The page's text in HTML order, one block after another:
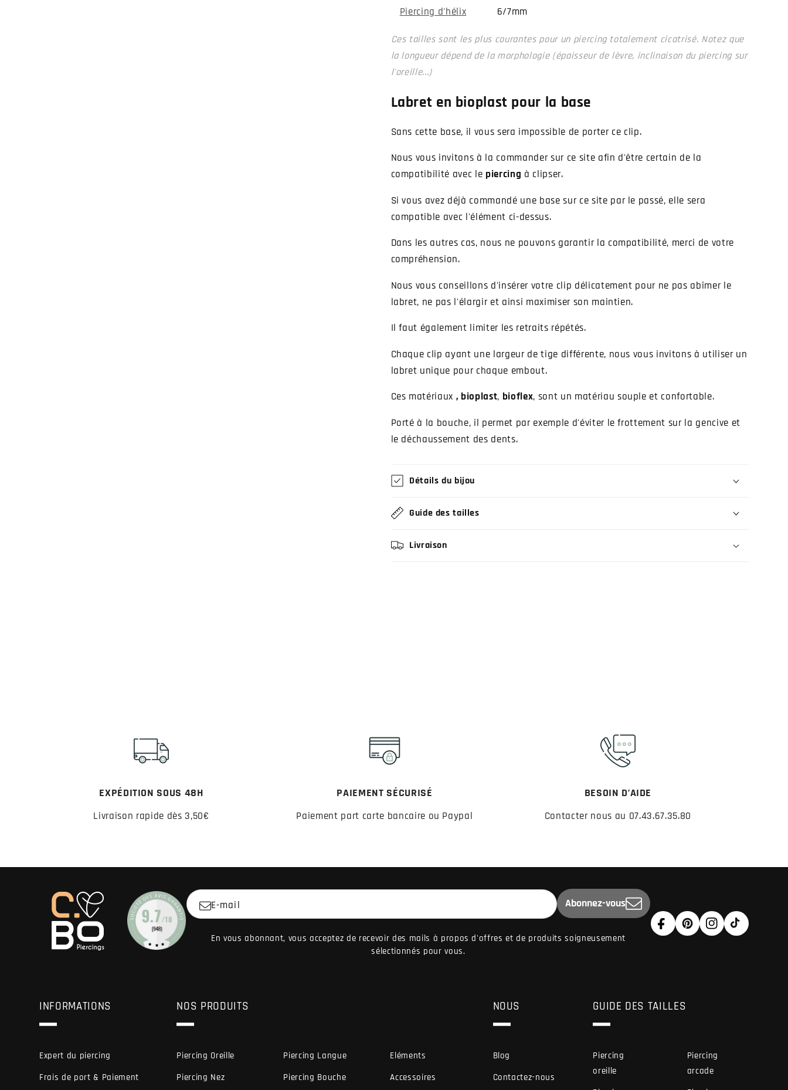
Piercing d'hélix
6/7mm
Ces tailles sont les plus courantes pour un piercing totalement cicatrisé. Notez que
la longueur dépend de la morphologie (épaisseur de lèvre, inclinaison du piercing sur
l'oreille...)
Labret en bioplast pour la base
Sans cette base, il vous sera impossible de porter ce clip.
Nous vous invitons à la commander sur ce site afin d'être certain de la
compatibilité avec le piercing à clipser.
Si vous avez déjà commandé une base sur ce site par le passé, elle sera
compatible avec l'élément ci-dessus.
Dans les autres cas, nous ne pouvons garantir la compatibilité, merci de votre
compréhension.
Nous vous conseillons d'insérer votre clip délicatement pour ne pas abîmer le
labret, ne pas l'élargir et ainsi maximiser son maintien.
Il faut également limiter les retraits répétés.
Chaque clip ayant une largeur de tige différente, nous vous invitons à utiliser un
labret unique pour chaque embout.
Ces matériaux , bioplast, bioflex, sont un matériau souple et confortable.
Porté à la bouche, il permet par exemple d'éviter le frottement sur la gencive et
le déchaussement des dents.
Détails du bijou
Guide des tailles
Livraison
EXPÉDITION SOUS 48H
Livraison rapide dès 3,50€
PAIEMENT SÉCURISÉ
Paiement part carte bancaire ou Paypal
BESOIN D’AIDE
Contacter nous au 07.43.67.35.80
E-mail Abonnez-vous
En vous abonnant, vous acceptez de recevoir des mails à propos d'offres et de produits soigneusement
sélectionnés pour vous.
FacebookPinterestInstagram
TikTok
INFORMATIONS
Expert du piercing
Frais de port & Paiement
NOS PRODUITS
Piercing Oreille
Piercing Nez
Piercing Langue
Piercing Bouche
Eléments
Accessoires
NOUS
Blog
Contactez-nous
GUIDE DES TAILLES
Piercing
oreille
Piercing
arcade